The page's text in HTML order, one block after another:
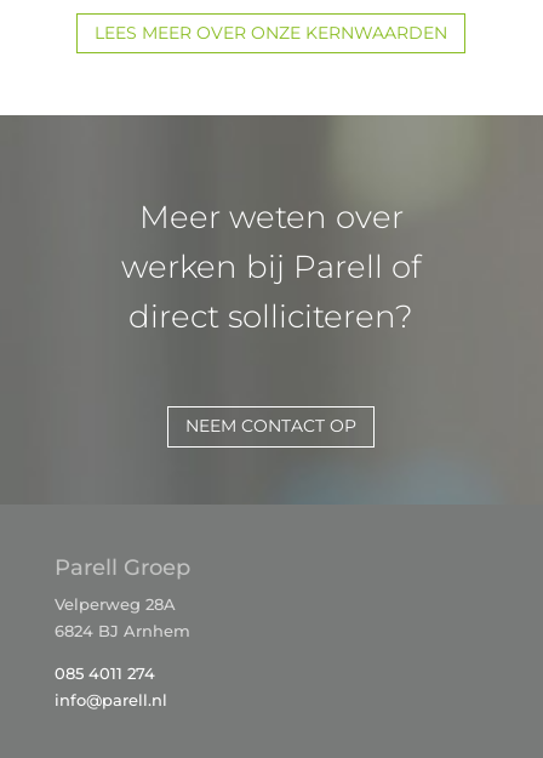
LEES MEER OVER ONZE KERNWAARDEN
Meer weten over
werken bij Parell of
direct solliciteren?
NEEM CONTACT OP
Parell Groep
Velperweg 28A
6824 BJ Arnhem
085 4011 274
info@parell.nl